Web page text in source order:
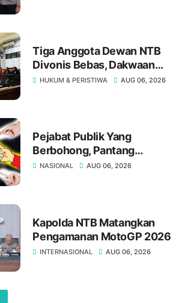
Tiga Anggota Dewan NTB
Divonis Bebas, Dakwaan
Pasal Gratifikasi Oleh JPU
HUKUM & PERISTIWA AUG 06, 2026
Pejabat Publik Yang
Berbohong, Pantang
Mengakui Kesalahan,?
NASIONAL AUG 06, 2026
Kapolda NTB Matangkan
Pengamanan MotoGP 2026
INTERNASIONAL AUG 06, 2026